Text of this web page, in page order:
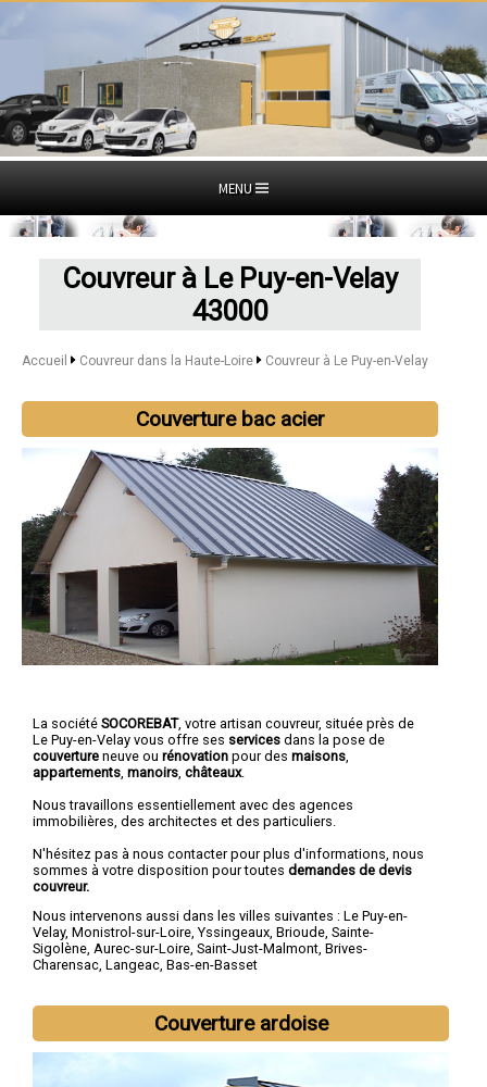
MENU
Couvreur à Le Puy-en-Velay
43000
Accueil Couvreur dans la Haute-Loire Couvreur à Le Puy-en-Velay
Couverture bac acier
La société SOCOREBAT, votre artisan couvreur, située près de
Le Puy-en-Velay vous offre ses services dans la pose de
couverture neuve ou rénovation pour des maisons
appartements manoirs châteaux.
Nous travaillons essentiellement avec des agences
immobilières, des architectes et des particuliers.
N'hésitez pas à nous contacter pour plus d'informations, nous
sommes à votre disposition pour toutes demandes de devis
couvreur.
Nous intervenons aussi dans les villes suivantes : Le Puy-en-
Velay, Monistrol-sur-Loire, Yssingeaux, Brioude, Sainte-
Sigolène, Aurec-sur-Loire, Saint-Just-Malmont, Brives-
Charensac, Langeac, Bas-en-Basset
Couverture ardoise